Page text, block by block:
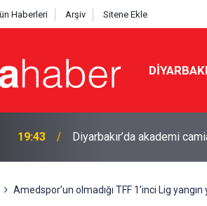
Haberleri Arşiv Sitene Ekle
18:28
hızlandı
Amedspor’un olmadığı TFF 1’inci Lig yangın